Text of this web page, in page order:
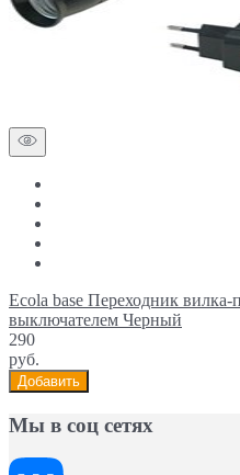
Ecola base Переходник
выключателем Черный
290
руб.
Добавить
Мы в соц сетях